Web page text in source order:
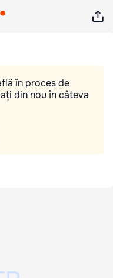
în proces de
din nou în câteva